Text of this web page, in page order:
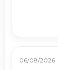
06/08/2026